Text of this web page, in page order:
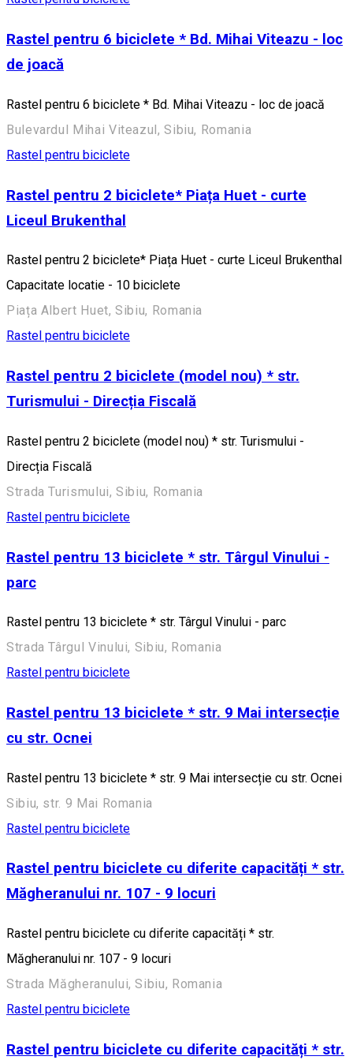
Rastel pentru 6 biciclete * Bd. Mihai Viteazu - loc
de joacă
Rastel pentru 6 biciclete * Bd. Mihai Viteazu - loc de joacă
Bulevardul Mihai Viteazul, Sibiu, Romania
Rastel pentru biciclete
Rastel pentru 2 biciclete* Piața Huet - curte
Liceul Brukenthal
Rastel pentru 2 biciclete* Piața Huet - curte Liceul Brukenthal
Capacitate locatie - 10 biciclete
Piața Albert Huet, Sibiu, Romania
Rastel pentru biciclete
Rastel pentru 2 biciclete (model nou) * str.
Turismului - Direcția Fiscală
Rastel pentru 2 biciclete (model nou) * str. Turismului -
Direcția Fiscală
Strada Turismului, Sibiu, Romania
Rastel pentru biciclete
Rastel pentru 13 biciclete * str. Târgul Vinului -
parc
Rastel pentru 13 biciclete * str. Târgul Vinului - parc
Strada Târgul Vinului, Sibiu, Romania
Rastel pentru biciclete
Rastel pentru 13 biciclete * str. 9 Mai intersecție
cu str. Ocnei
Rastel pentru 13 biciclete * str. 9 Mai intersecție cu str. Ocnei
Sibiu, str. 9 Mai Romania
Rastel pentru biciclete
Rastel pentru biciclete cu diferite capacități * str.
Măgheranului nr. 107 - 9 locuri
Rastel pentru biciclete cu diferite capacități * str.
Măgheranului nr. 107 - 9 locuri
Strada Măgheranului, Sibiu, Romania
Rastel pentru biciclete
Rastel pentru biciclete cu diferite capacități * str.